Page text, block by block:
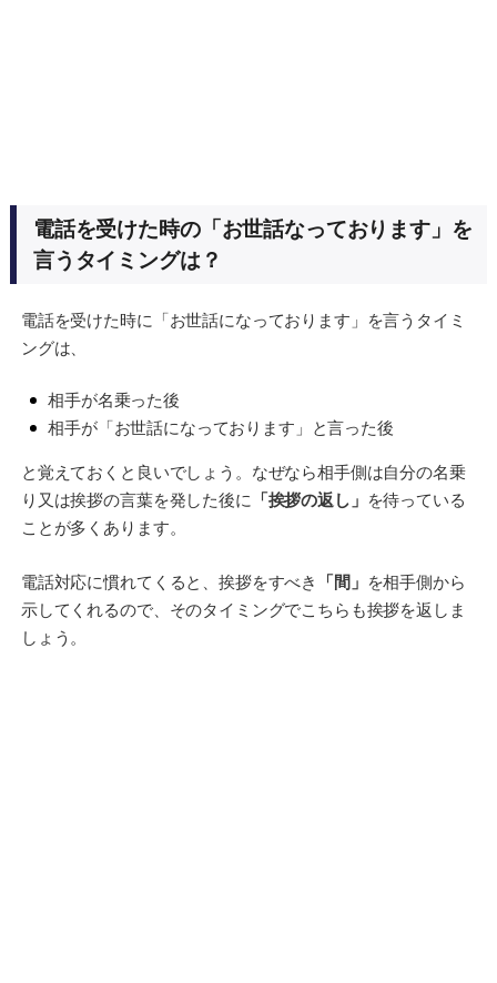
電話を受けた時の「お世話なっております」を
言うタイミングは？
電話を受けた時に「お世話になっております」を言うタイミ
ングは、
相手が名乗った後
相手が「お世話になっております」と言った後
と覚えておくと良いでしょう。なぜなら相手側は自分の名乗
り又は挨拶の言葉を発した後に
「挨拶の返し」 を待っている
ことが多くあります。
電話対応に慣れてくると、挨拶をすべき 「間」 を相手側から
示してくれるので、そのタイミングでこちらも挨拶を返しま
しょう。